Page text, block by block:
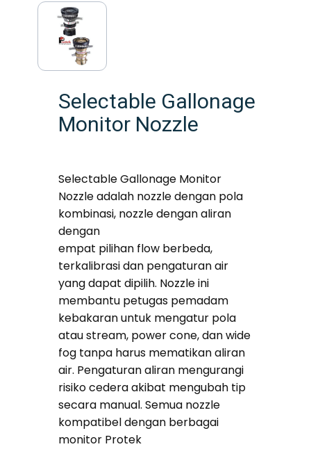
Selectable Gallonage
Monitor Nozzle
Selectable Gallonage Monitor
Nozzle adalah nozzle dengan pola
kombinasi, nozzle dengan aliran
dengan
empat pilihan flow berbeda,
terkalibrasi dan pengaturan air
yang dapat dipilih. Nozzle ini
membantu petugas pemadam
kebakaran untuk mengatur pola
atau stream, power cone, dan wide
fog tanpa harus mematikan aliran
air. Pengaturan aliran mengurangi
risiko cedera akibat mengubah tip
secara manual. Semua nozzle
kompatibel dengan berbagai
monitor Protek